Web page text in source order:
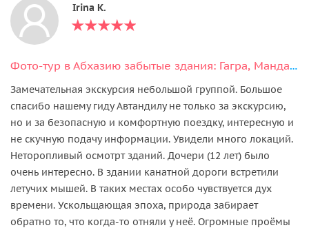
Irina K.
Фото-тур в Абхазию забытые здания: Гагра, Мандариновый сад и Пицунда!
Замечательная экскурсия небольшой группой. Большое
спасибо нашему гиду Автандилу не только за экскурсию,
но и за безопасную и комфортную поездку, интересную и
не скучную подачу информации. Увидели много локаций.
Неторопливый осмотрт зданий. Дочери (12 лет) было
очень интересно. В здании канатной дороги встретили
летучих мышей. В таких местах особо чувствуется дух
времени. Ускольщающая эпоха, природа забирает
обратно то, что когда-то отняли у неё. Огромные проёмы